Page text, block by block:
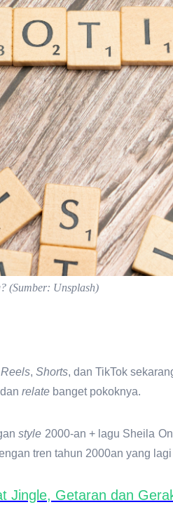
(Sumber: Unsplash)
Reels, Shorts, dan TikTok
relate banget pokoknya.
style 2000-an + lagu Sheila
tren tahun 2000an yang
Getaran dan